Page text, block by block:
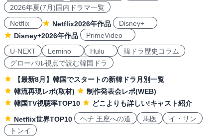
2026年夏(7月)国内ドラマ一覧
Netflix
Netflix2026年作品
Disney+
Disney+2026年作品
PrimeVideo
U-NEXT
Lemino Hulu
韓ドラ歴史コラム
グローバル視点で読む韓国ドラ
【最新8月】韓国でスタートの新韓ドラ月別一覧
韓流再現レポ(取材)
制作発表会レポ(WEB)
韓国TV視聴率TOP10
どこよりも詳しい!キャスト紹介
Netflix世界TOP10
ヘチ 王座への道 馬医
イ・サン
トンイ